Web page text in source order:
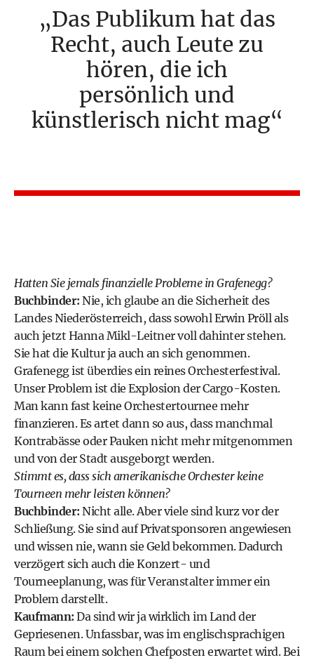
Das Publikum hat das
Recht, auch Leute zu
hören, die ich
persönlich und
künstlerisch nicht mag
Hatten Sie jemals finanzielle Probleme in Grafenegg?
Buchbinder: Nie, ich glaube an die Sicherheit des
Landes Niederösterreich, dass sowohl Erwin Pröll als
auch jetzt Hanna Mikl-Leitner voll dahinter stehen.
Sie hat die Kultur ja auch an sich genommen.
Grafenegg ist überdies ein reines Orchesterfestival.
Unser Problem ist die Explosion der Cargo-Kosten.
Man kann fast keine Orchestertournee mehr
finanzieren. Es artet dann so aus, dass manchmal
Kontrabässe oder Pauken nicht mehr mitgenommen
und von der Stadt ausgeborgt werden.
Stimmt es, dass sich amerikanische Orchester keine
Tourneen mehr leisten können?
Buchbinder: Nicht alle. Aber viele sind kurz vor der
Schließung. Sie sind auf Privatsponsoren angewiesen
und wissen nie, wann sie Geld bekommen. Dadurch
verzögert sich auch die Konzert- und
Tourneeplanung, was für Veranstalter immer ein
Problem darstellt.
Kaufmann: Da sind wir ja wirklich im Land der
Gepriesenen. Unfassbar, was im englischsprachigen
Raum bei einem solchen Chefposten erwartet wird. Bei